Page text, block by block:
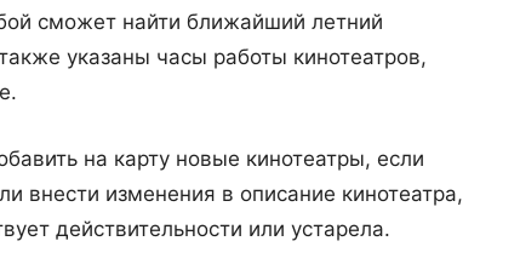
сможет найти ближайший летний
указаны часы работы кинотеатров,
на карту новые кинотеатры, если
внести изменения в описание кинотеатра,
действительности или устарела.